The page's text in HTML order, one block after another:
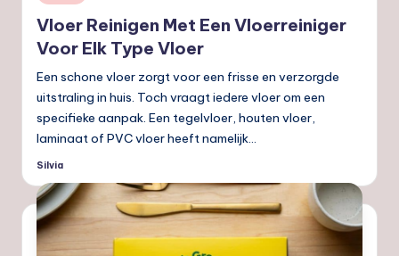
in
Vloer Reinigen Met Een Vloerreiniger
Voor Elk Type Vloer
Een schone vloer zorgt voor een frisse en verzorgde
uitstraling in huis. Toch vraagt iedere vloer om een
specifieke aanpak. Een tegelvloer, houten vloer,
laminaat of PVC vloer heeft namelijk…
Geplaatst
door
Silvia